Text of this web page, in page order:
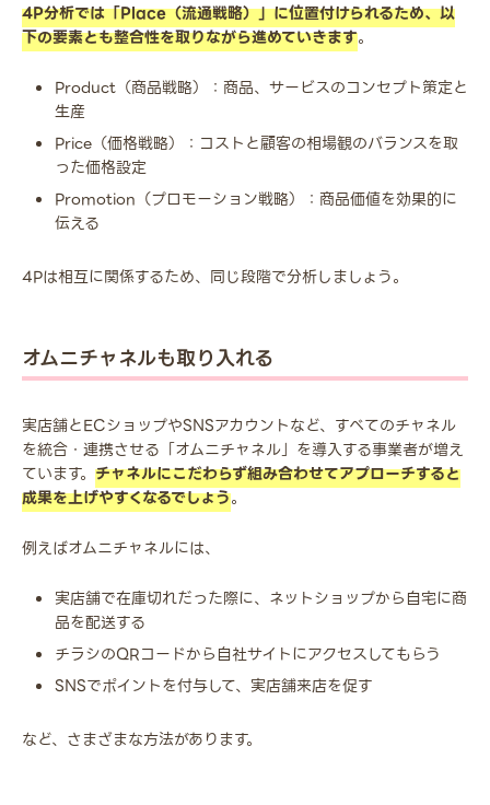
4P分析では「Place（流通戦略）」に位置付けられるため、以
下の要素とも整合性を取りながら進めていきます。
Product（商品戦略）：商品、サービスのコンセプト策定と
生産
Price（価格戦略）：コストと顧客の相場観のバランスを取
った価格設定
Promotion（プロモーション戦略）：商品価値を効果的に
伝える
4Pは相互に関係するため、同じ段階で分析しましょう。
オムニチャネルも取り入れる
実店舗とECショップやSNSアカウントなど、すべてのチャネル
を統合・連携させる「オムニチャネル」を導入する事業者が増え
ています。 チャネルにこだわらず組み合わせてアプローチすると
成果を上げやすくなるでしょう。
例えばオムニチャネルには、
実店舗で在庫切れだった際に、ネットショップから自宅に商
品を配送する
チラシのQRコードから自社サイトにアクセスしてもらう
SNSでポイントを付与して、実店舗来店を促す
など、さまざまな方法があります。